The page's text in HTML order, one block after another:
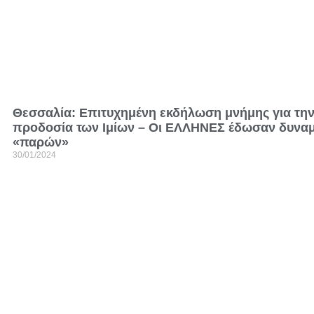
Θεσσαλία: Επιτυχημένη εκδήλωση μνήμης για την
προδοσία των Ιμίων – Οι ΕΛΛΗΝΕΣ έδωσαν
«παρών»
30/01/2024